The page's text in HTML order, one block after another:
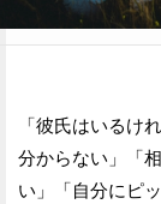
で
ェ
ア
す
「彼氏はいるけ
分からない」「
い」「自分にピ